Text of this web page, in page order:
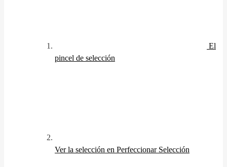
El
pincel de selección
Ver la selección en Perfeccionar Selección